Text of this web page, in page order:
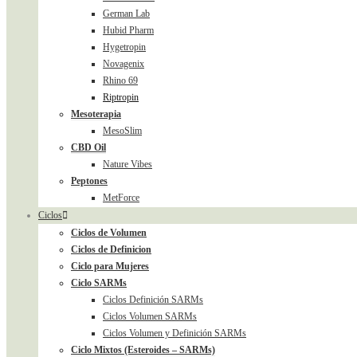
German Lab
Hubid Pharm
Hygetropin
Novagenix
Rhino 69
Riptropin
Mesoterapia
MesoSlim
CBD Oil
Nature Vibes
Peptones
MetForce
Ciclos
Ciclos de Volumen
Ciclos de Definicion
Ciclo para Mujeres
Ciclo SARMs
Ciclos Definición SARMs
Ciclos Volumen SARMs
Ciclos Volumen y Definición SARMs
Ciclo Mixtos (Esteroides – SARMs)